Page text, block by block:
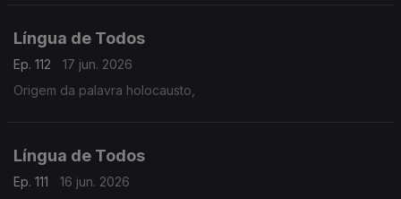
Língua de Todos
Ep. 112
17 jun. 2026
Origem da palavra holocausto,
Língua de Todos
Ep. 111
16 jun. 2026